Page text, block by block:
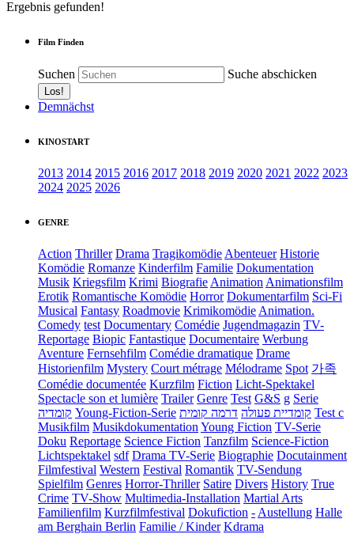
Ergebnis gefunden!
Film Finden
Suchen Suche abschicken
Demnächst
KINOSTART
2013 2014 2015 2016 2017 2018 2019 2020 2021 2022 2023
2024 2025 2026
GENRE
Action Thriller Drama Tragikomödie Abenteuer Historie
Komödie Romanze Kinderfilm Familie Dokumentation
Musik Kriegsfilm Krimi Biografie Animation Animationsfilm
Erotik Romantische Komödie Horror Dokumentarfilm Sci-Fi
Musical Fantasy Roadmovie Krimikomödie Animation.
Comedy test Documentary Comédie Jugendmagazin TV-
Reportage Biopic Fantastique Documentaire Werbung
Aventure Fernsehfilm Comédie dramatique Drame
Historienfilm Mystery Court métrage Mélodrame Spot 가족
Comédie documentée Kurzfilm Fiction Licht-Spektakel
Spectacle son et lumière Trailer Genre Test G&S g Serie
קומדיה Young-Fiction-Serie קומדיית פעולה דרמה קומית
Test c
Musikfilm Musikdokumentation Young Fiction TV-Serie
Doku Reportage Science Fiction Tanzfilm Science-Fiction
Lichtspektakel sdf Drama TV-Serie Biographie Docutainment
Filmfestival Western Festival Romantik TV-Sendung
Spielfilm Genres Horror-Thriller Satire Divers History True
Crime TV-Show Multimedia-Installation Martial Arts
Familienfilm Kurzfilmfestival Dokufiction - Austellung Halle
am Berghain Berlin Familie / Kinder Kdrama